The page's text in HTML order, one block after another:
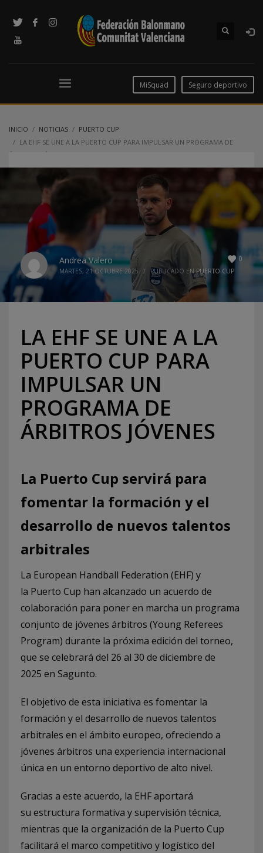
MiSquad Seguro deportivo
INICIO NOTICIAS
PUERTO CUP
LA EHF SE UNE A LA PUERTO CUP PARA IMPULSAR UN PROGRAMA DE
ÁRBITROS JÓVENES
0
Andrea Valero
MARTES, 21 OCTUBRE 2025 / PUBLICADO EN PUERTO CUP
LA EHF SE UNE A LA
PUERTO CUP PARA
IMPULSAR UN
PROGRAMA DE
ÁRBITROS JÓVENES
La Puerto Cup servirá para
fomentar la formación y el
desarrollo de nuevos talentos
arbitrales
La European Handball Federation (EHF) y
la Puerto Cup han alcanzado un acuerdo de
colaboración para poner en marcha un programa
conjunto de jóvenes árbitros (Young Referees
Program) durante la próxima edición del torneo,
que se celebrará del 26 al 30 de diciembre de
2025 en Sagunto.
El objetivo de esta iniciativa es fomentar la
formación y el desarrollo de nuevos talentos
arbitrales en el ámbito europeo, ofreciendo a
jóvenes árbitros una experiencia internacional
única en un entorno deportivo de alto nivel.
Gracias a este acuerdo, la EHF aportará
su estructura formativa y supervisión técnica,
mientras que la organización de la Puerto Cup
facilitará el marco competitivo y logístico del